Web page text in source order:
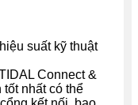
suất kỹ thuật
Connect &
nhất có thể